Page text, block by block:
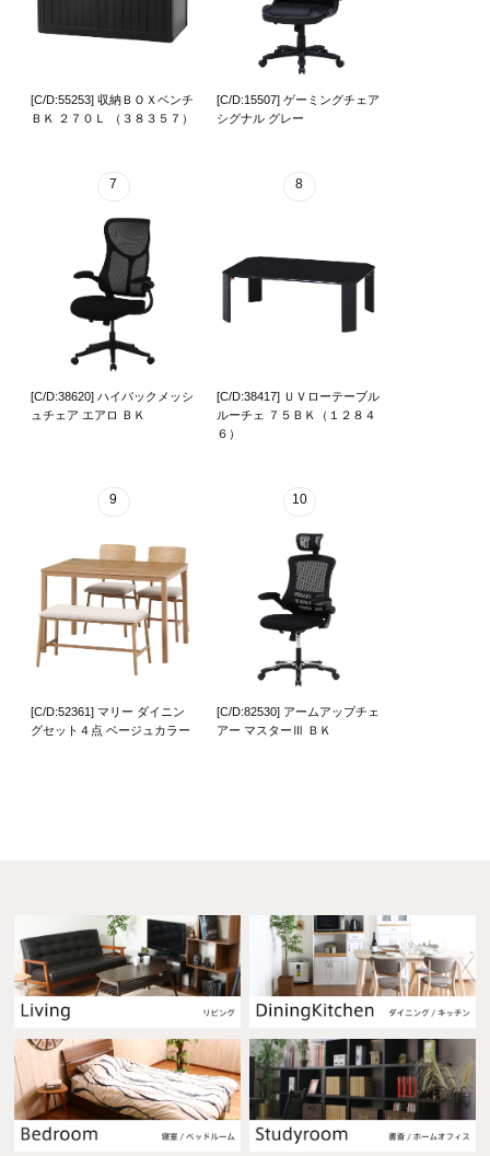
[C/D:55253] 収納ＢＯＸベンチ
ＢＫ ２７０Ｌ （３８３５７）
[C/D:15507] ゲーミングチェア
シグナル グレー
7
[C/D:38620] ハイバックメッシ
ュチェア エアロ ＢＫ
8
[C/D:38417] ＵＶローテーブル
ルーチェ ７５ＢＫ（１２８４
６）
9
[C/D:52361] マリー ダイニン
グセット４点 ベージュカラー
10
[C/D:82530] アームアップチェ
アー マスターⅢ ＢＫ